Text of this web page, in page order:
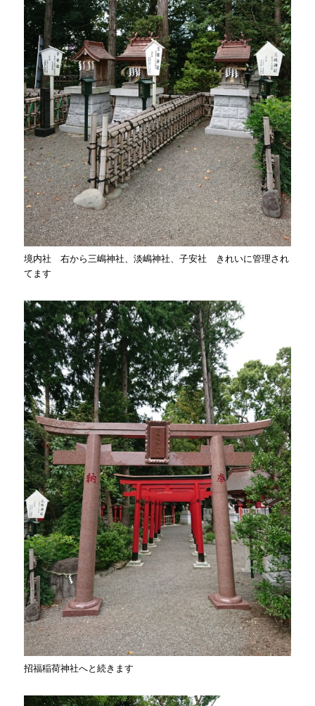
境内社 右から三嶋神社、淡嶋神社、子安社 きれいに管理され
てます
招福稲荷神社へと続きます